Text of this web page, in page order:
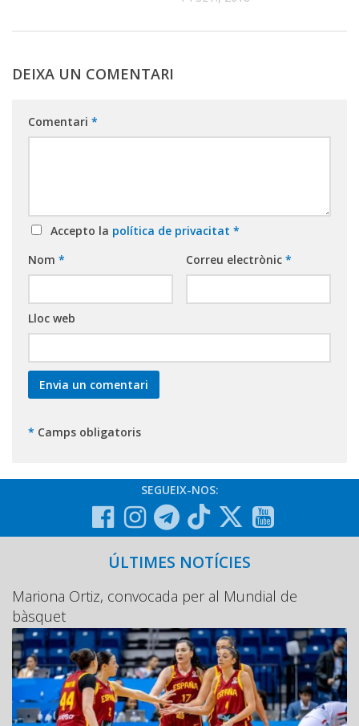
DEIXA UN COMENTARI
Comentari *
Accepto la política de privacitat *
Nom * Correu electrònic *
Lloc web
* Camps obligatoris
SEGUEIX-NOS:
ÚLTIMES NOTÍCIES
Mariona Ortiz, convocada per al Mundial de
bàsquet